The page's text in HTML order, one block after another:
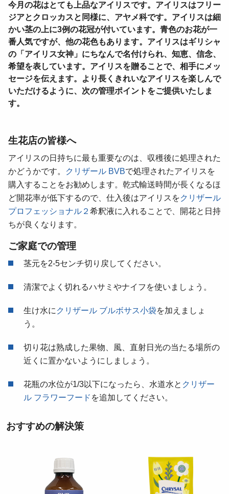
今月の花はとても上品なアイリスです。アイリスはフリー
ジアとクロッカスと同様に、アヤメ科です。アイリスは細
かい茎の上に3例の花冠が付いています。 青色のお花が一
番人気ですが、他の花色もあります。アイリスはギリシャ
の「アイリス女神」にちなんで名付けられ、知恵、信念、
希望を表しています。アイリスを贈ることで、相手にメッ
セージを伝えます。より長くきれいなアイリスを楽しんで
いただけるように、次の管理ポイントをご提供いたしま
す。
生花店の皆様へ
アイリスの日持ちに最も重要なのは、収穫後に処理された
かどうかです。
クリザール BVBで処理されたアイリスを
購入することをお勧めします。乾式輸送時間が長くなるほ
ど開花率が低下するので、仕入後はアイリスをクリザール
プロフェッショナル２ 希釈液に入れることで、開花と日持
ちが良くなります。
ご家庭での管理
茎元を2-5センチ切り戻してください。
清潔でよく切れるハサミやナイフを使いましょう。
生け水に クリザール ブルボサス小袋を加えましょ
う。
切り花は熟成した果物、風、直射日光の当たる場所の
近くに置かないようにしましょう。
花瓶の水位が1/3以下になったら、水道水と クリザー
ル フラワーフード を追加してください。
おすすめの解決策